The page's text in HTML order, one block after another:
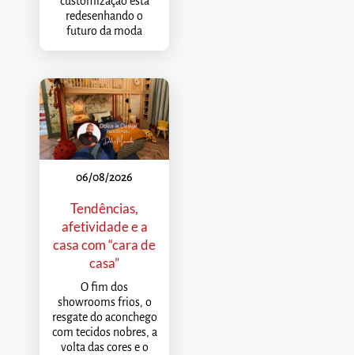
redesenhando o
futuro da moda
06/08/2026
Tendências,
afetividade e a
casa com “cara de
casa”
O fim dos
showrooms frios, o
resgate do aconchego
com tecidos nobres, a
volta das cores e o